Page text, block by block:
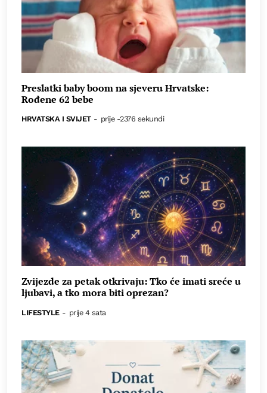
Preslatki baby boom na sjeveru Hrvatske:
Rođene 62 bebe
HRVATSKA I SVIJET - prije -2376 sekundi
Zvijezde za petak otkrivaju: Tko će imati sreće u
ljubavi, a tko mora biti oprezan?
LIFESTYLE - prije 4 sata